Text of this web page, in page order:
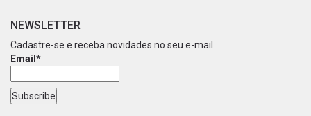
NEWSLETTER
Cadastre-se e receba novidades no seu e-mail
Email*